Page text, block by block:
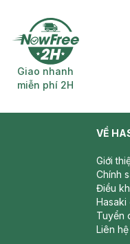
Giao nhanh
Giao nhanh
miễn phí 2H
VỀ
Giới
Chính
Điều
Hasaki
Tuyển
Liên hệ